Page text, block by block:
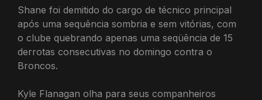
Shane foi demitido do cargo de técnico principal
após uma sequência sombria e sem vitórias, com
o clube quebrando apenas uma seqüência de 15
derrotas consecutivas no domingo contra o
Broncos.
Kyle Flanagan olha para seus companheiros